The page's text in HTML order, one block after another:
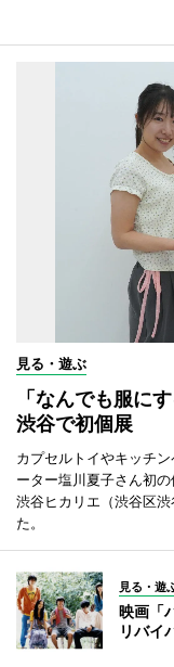
見る・遊ぶ
「なんでも服に
渋谷で初個展
カプセルトイやキッチ
ーター塩川夏子さん初
渋谷ヒカリエ（渋谷区
た。
見る・遊
映画「
リバイ